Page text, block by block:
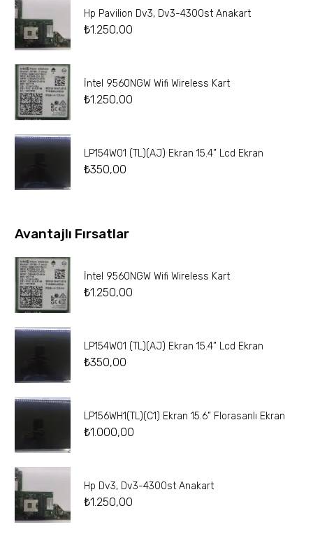
Hp Pavilion Dv3, Dv3-4300st Anakart
₺1.250,00
İntel 9560NGW Wifi Wireless Kart
₺1.250,00
LP154W01 (TL)(AJ) Ekran 15.4” Lcd Ekran
₺350,00
Avantajlı Fırsatlar
İntel 9560NGW Wifi Wireless Kart
₺1.250,00
LP154W01 (TL)(AJ) Ekran 15.4” Lcd Ekran
₺350,00
LP156WH1(TL)(C1) Ekran 15.6” Florasanlı Ekran
₺1.000,00
Hp Dv3, Dv3-4300st Anakart
₺1.250,00